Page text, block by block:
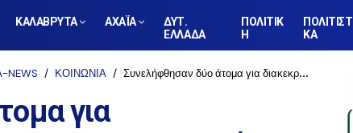
ΚΑΛΑΒΡΥΤΑ ΑΧΑΪΑ
ΔΥΤ.
ΕΛΛΑΔΑ
ΠΟΛΙΤΙΚ
Η
ΠΟΛΙΤΙΣΤΙ
ΚΑ
ΚΟΙΝΩΝΙΑ Συνελήφθησαν δύο άτομα για διακεκριμένες κλοπές στη Δυτική Αχαΐα
για